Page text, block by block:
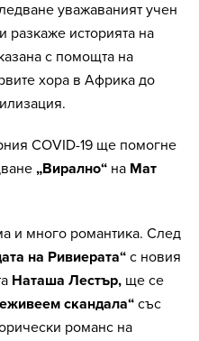
уважаваният учен
разкаже историята на
с помощта на
хора в Африка до
COVID-19 ще помогне
„Вирално“ на Мат
и много романтика. След
на Ривиерата“ с новия
Наташа Лестър, ще се
скандала“ със
романс на